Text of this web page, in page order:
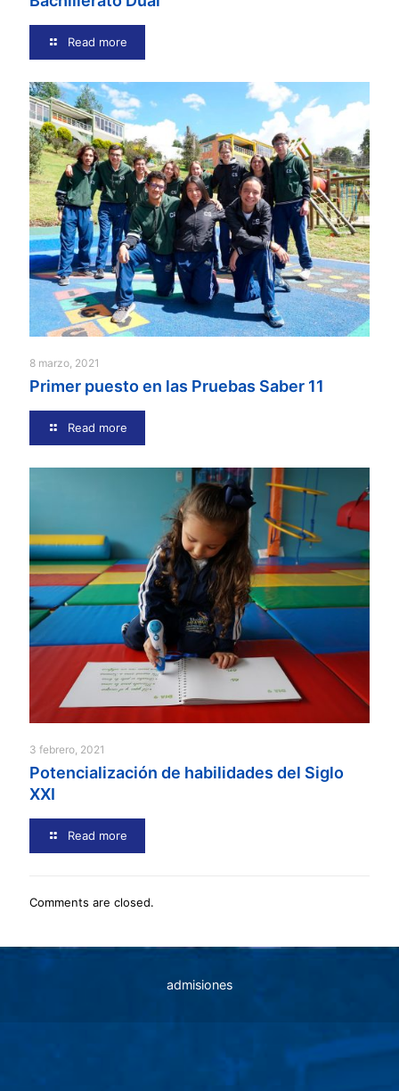
Read more
8 marzo, 2021
Primer puesto en las Pruebas Saber 11
Read more
3 febrero, 2021
Potencialización de habilidades del Siglo
XXI
Read more
Comments are closed.
admisiones